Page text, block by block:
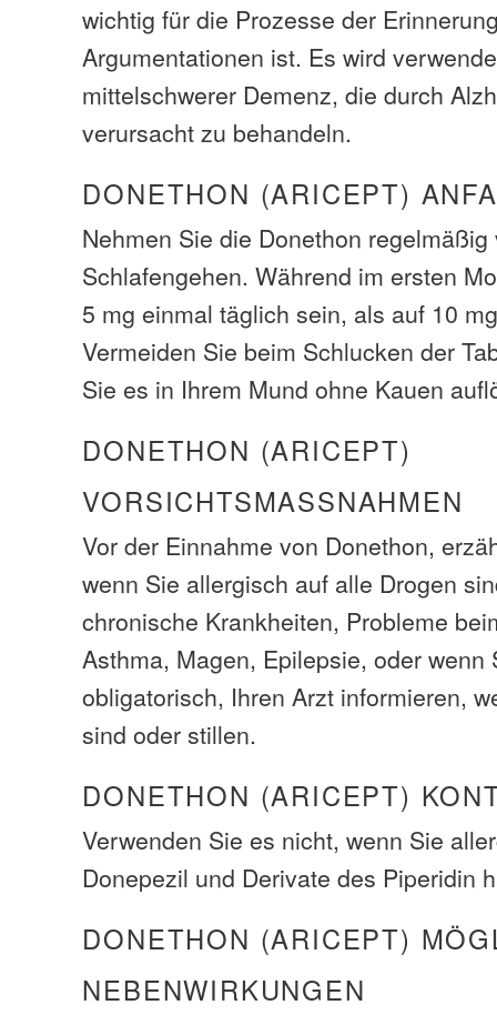
wichtig für die Prozesse der
Argumentationen ist. Es wird
mittelschwerer Demenz, die durch
verursacht zu behandeln.
DONETHON (ARICEPT)
Nehmen Sie die Donethon regelmäßig
Schlafengehen. Während im ersten
5 mg einmal täglich sein, als auf 10
Vermeiden Sie beim Schlucken der
Sie es in Ihrem Mund ohne Kauen
DONETHON (ARICEPT)
VORSICHTSMASSNAHMEN
Vor der Einnahme von Donethon,
wenn Sie allergisch auf alle Drogen
chronische Krankheiten, Probleme
Asthma, Magen, Epilepsie, oder wenn
obligatorisch, Ihren Arzt informieren,
sind oder stillen.
DONETHON (ARICEPT)
Verwenden Sie es nicht, wenn Sie
Donepezil und Derivate des Piperidin
DONETHON (ARICEPT)
NEBENWIRKUNGEN